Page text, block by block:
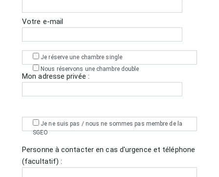
Votre e-mail
Je réserve une chambre single
Nous réservons une chambre double
Mon adresse privée :
Je ne suis pas / nous ne sommes pas membre de la
SGEO
Personne à contacter en cas d'urgence et téléphone
(facultatif) :